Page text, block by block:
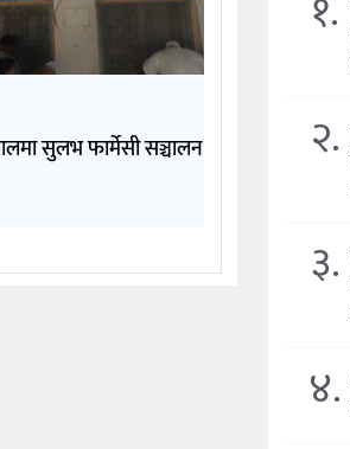
सुलभ फार्मेसी सञ्चालन २.
३.
४.